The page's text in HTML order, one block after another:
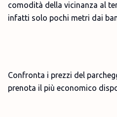
comodità della vicinanza al
infatti solo pochi metri dai
Confronta i prezzi del
prenota il più economico